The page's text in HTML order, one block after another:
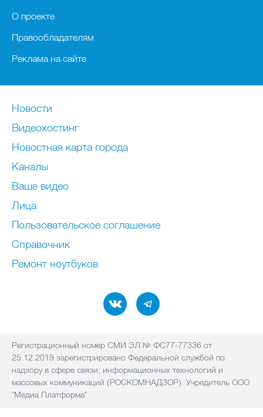
О проекте
Правообладателям
Реклама на сайте
Новости
Видеохостинг
Новостная карта города
Каналы
Ваше видео
Лица
Пользовательское соглашение
Справочник
Ремонт нoутбуков
Регистрационный номер СМИ ЭЛ № ФС77-77336 от
25.12.2019 зарегистрировано Федеральной службой по
надзору в сфере связи, информационных технологий и
массовых коммуникаций (РОСКОМНАДЗОР). Учредитель ООО
"Медиа Платформа"